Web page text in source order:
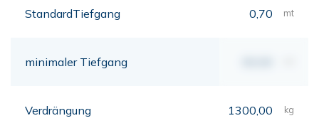
StandardTiefgang 0,70 mt
minimaler Tiefgang
Verdrängung 1300,00 kg